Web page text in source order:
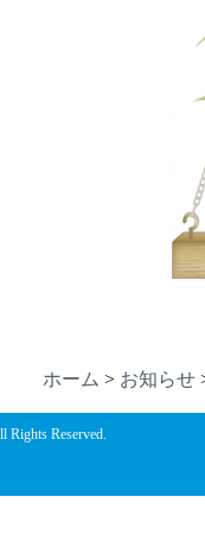
ホーム > お知らせ
Rights Reserved.